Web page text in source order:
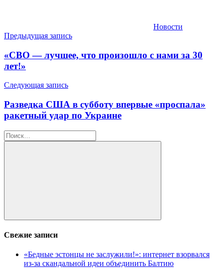
Новости
Навигация
по
записям
Предыдущая запись
«СВО — лучшее, что произошло с нами за 30
лет!»
Следующая запись
Разведка США в субботу впервые «проспала»
ракетный удар по Украине
Найти:
Поиск
Свежие записи
«Бедные эстонцы не заслужили!»: интернет взорвался
из-за скандальной идеи объединить Балтию